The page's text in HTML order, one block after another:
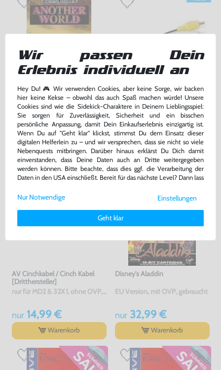
Another World + Flashback
mit OVP, gebraucht
nur69,99 €
Warenkorb
AV Cinchkabel / Cinch Kabel
[Dritthersteller]
nur für MD1 !, ohne OVP, NEU
nur9,99 €
Warenkorb
AV Cinchkabel / Cinch Kabel
[Dritthersteller]
nur für MD2 & 32X !, ohne OVP, NEU
nur14,99 €
Warenkorb
Disney's Aladdin
EU Version, mit OVP, gebraucht
nur32,99 €
Warenkorb
Wir passen Dein
Erlebnis individuell an
Hey Du! 🎮 Wir verwenden Cookies, aber keine Sorge, wir backen
hier keine Kekse – obwohl das auch Spaß machen würde! Unsere
Cookies sind wie die Sidekick-Charaktere in Deinem Lieblingsspiel:
Sie sorgen für Zuverlässigkeit, Sicherheit und ein bisschen
persönliche Anpassung, damit Dein Einkaufserlebnis einzigartig ist.
Wenn Du auf "Geht klar" klickst, stimmst Du dem Einsatz dieser
digitalen Helferlein zu – und wir versprechen, dass sie nicht so viele
Nebenquests mitbringen. Darüber hinaus erklärst Du Dich damit
einverstanden, dass Deine Daten auch an Dritte weitergegeben
werden können. Bitte beachte, dass dies ggf. die Verarbeitung der
Daten in den USA einschließt. Bereit für das nächste Level? Dann lass
Weitere Informationen zu den von uns verwendeten Cookies und
Deinen Rechten als Nutzer findest Du in unsererDaten­schutz­
Impressum.
Einstellungen
Geht klar
Nur Notwendige